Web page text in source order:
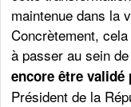
maintenue dans la
Concrètement,
à passer au sein
encore être validé
Président de la